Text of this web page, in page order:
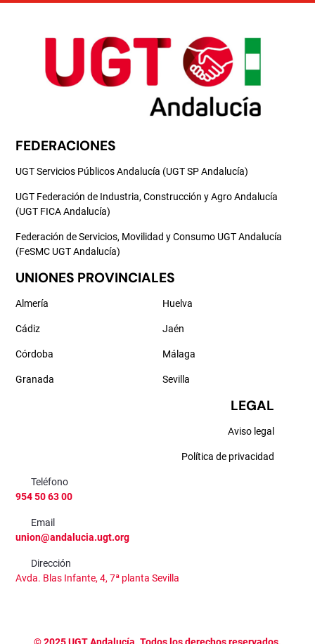
FEDERACIONES
UGT Servicios Públicos Andalucía (UGT SP Andalucía)
UGT Federación de Industria, Construcción y Agro Andalucía
(UGT FICA Andalucía)
Federación de Servicios, Movilidad y Consumo UGT Andalucía
(FeSMC UGT Andalucía)
UNIONES PROVINCIALES
Almería
Cádiz
Córdoba
Granada
Huelva
Jaén
Málaga
Sevilla
LEGAL
Aviso legal
Política de privacidad
Teléfono
954 50 63 00
Email
union@andalucia.ugt.org
Dirección
Avda. Blas Infante, 4, 7ª planta Sevilla